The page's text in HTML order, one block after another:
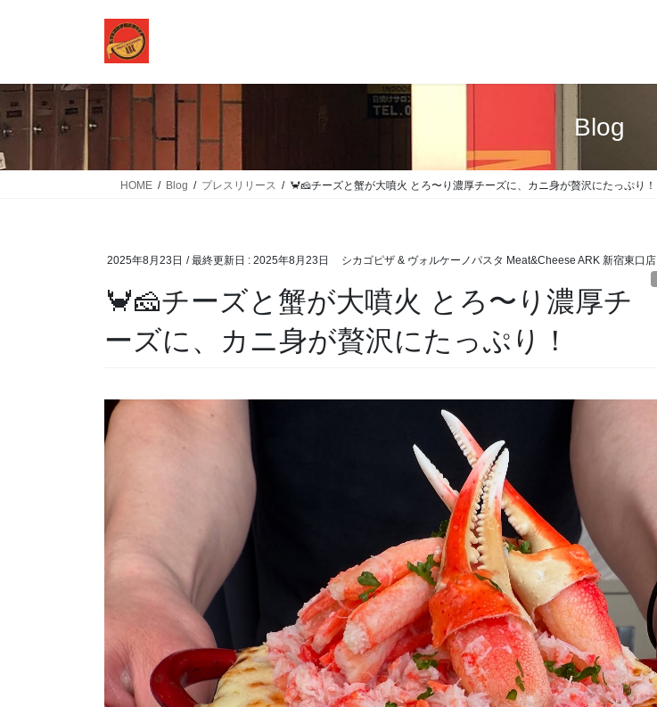
ツ
に
移
動
シ
ョ
ン
に
Blog
HOME Blog プレスリリース 🦀🧀チーズと蟹が大噴火 とろ〜り濃厚チーズに、カニ身が贅沢にたっぷり！
2025年8月23日 / 最終更新日 : 2025年8月23日 シカゴピザ & ヴォルケーノパスタ Meat&Cheese ARK 新宿東口店
🦀🧀チーズと蟹が大噴火 とろ〜り濃厚チ
ーズに、カニ身が贅沢にたっぷり！